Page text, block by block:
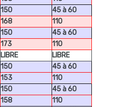
150
45 à 60
168
110
150
45 à 60
173
110
LIBRE LIBRE
150
45 à 60
153
110
150
45 à 60
158
110